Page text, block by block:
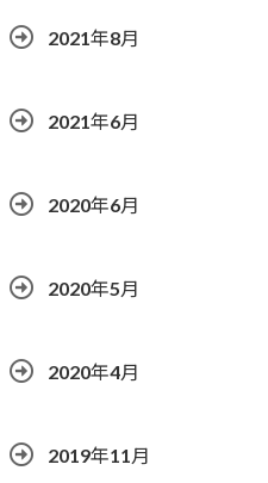
2021年8月
2021年6月
2020年6月
2020年5月
2020年4月
2019年11月